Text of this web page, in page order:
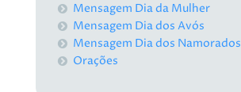
Mensagem Dia da Mulher
Mensagem Dia dos Avós
Mensagem Dia dos Namorados
Orações